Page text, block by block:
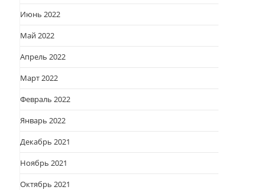
Июнь 2022
Май 2022
Апрель 2022
Март 2022
Февраль 2022
Январь 2022
Декабрь 2021
Ноябрь 2021
Октябрь 2021